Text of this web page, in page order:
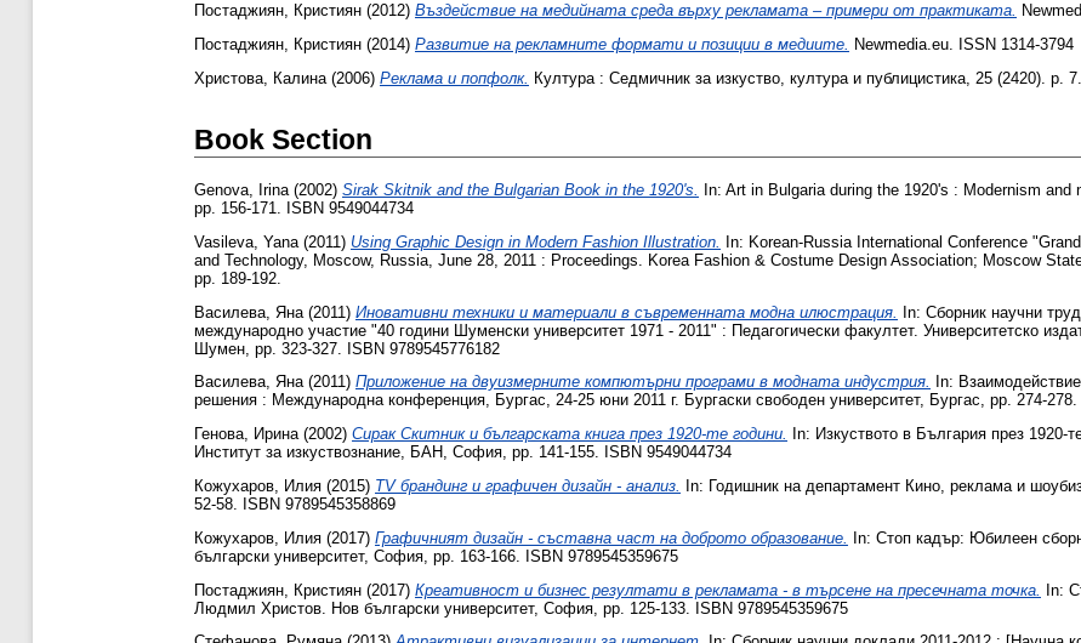
Постаджиян, Кристиян (2012) Въздействие на медийната среда върху рекламата – примери от практиката.
Постаджиян, Кристиян (2014) Развитие на рекламните формати и позиции в медиите. Newmedia.eu. ISSN 1314-3794
Христова, Калина (2006) Реклама и попфолк. Култура : Седмичник за изкуство, култура и публицистика, 25 (2420). p.
Book Section
Genova, Irina (2002) Sirak Skitnik and the Bulgarian Book in the 1920's.
In: Art in Bulgaria during the 1920's : Modernism
pp. 156-171. ISBN 9549044734
Vasileva, Yana (2011) Using Graphic Design in Modern Fashion Illustration. In: Korean-Russia International Conference
and Technology, Moscow, Russia, June 28, 2011 : Proceedings. Korea Fashion & Costume Design Association; Moscow
pp. 189-192.
Василева, Яна (2011) Иновативни техники и материали в съвременната модна илюстрация. In: Сборник научни
международно участие "40 години Шуменски университет 1971 - 2011" : Педагогически факултет. Университетско
Шумен, pp. 323-327. ISBN 9789545776182
Василева, Яна(2011) Приложение на двуизмерните компютърни програми в модната индустрия.
In:
решения : Международна конференция, Бургас, 24-25 юни 2011 г. Бургаски свободен университет, Бургас, pp. 274-
Генова, Ирина(2002) Сирак Скитник и българската книга през 1920-те години.
In: Изкуството в България през
Институт за изкуствознание, БАН, София, pp. 141-155. ISBN 9549044734
Кожухаров, Илия (2015) TV брандинг и графичен дизайн - анализ.
In: Годишник на департамент Кино, реклама и
52-58. ISBN 9789545358869
Кожухаров, Илия (2017) Графичният дизайн - съставна част на доброто образование. In: Стоп кадър: Юбилеен
български университет, София, pp. 163-166. ISBN 9789545359675
Постаджиян, Кристиян (2017) Креативност и бизнес резултати в рекламата - в търсене на пресечната точка. In:
Людмил Христов. Нов български университет, София, pp. 125-133. ISBN 9789545359675